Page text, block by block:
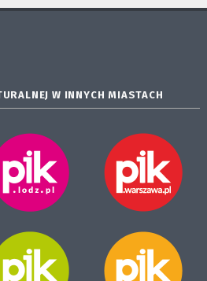
W INNYCH MIASTACH